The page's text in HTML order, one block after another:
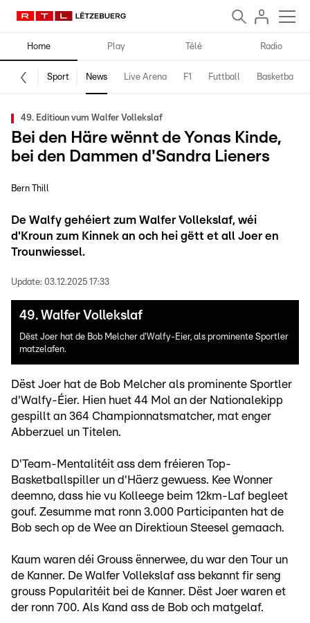
Home Play Télé Radio
Sport News Live Arena F1 Futtball Basketball
49. Editioun vum Walfer Vollekslaf
Bei den Häre wënnt de Yonas Kinde,
bei den Dammen d'Sandra Lieners
Bern Thill
De Walfy gehéiert zum Walfer Vollekslaf, wéi
d'Kroun zum Kinnek an och hei gëtt et all Joer en
Trounwiessel.
Update: 03.12.2025 17:33
49. Walfer Vollekslaf
Dëst Joer hat de Bob Melcher d'Walfy-Eier, als prominente Sportler
matzelafen.
Dëst Joer hat de Bob Melcher als prominente Sportler
d'Walfy-Éier. Hien huet 44 Mol an der Nationalekipp
gespillt an 364 Championnatsmatcher, mat enger
Abberzuel un Titelen.
D'Team-Mentalitéit ass dem fréieren Top-
Basketballspiller un d'Häerz gewuess. Kee Wonner
deemno, dass hie vu Kolleege beim 12km-Laf begleet
gouf. Zesumme mat ronn 3.000 Participanten hat de
Bob sech op de Wee an Direktioun Steesel gemaach.
Kaum waren déi Grouss ënnerwee, du war den Tour un
de Kanner. De Walfer Vollekslaf ass bekannt fir seng
grouss Popularitéit bei de Kanner. Dëst Joer waren et
der ronn 700. Als Kand ass de Bob och matgelaf.